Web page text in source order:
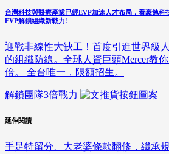
台灣科技與醫療產業已經EVP加速人才布局，看豪勉科
EVP解鎖組織新戰力!
迎戰非線性大缺工！首度引進世界級
的組織防線。全球人資巨頭Mercer教
倍。 全台唯一，限額招生。
解鎖團隊3倍戰力
延伸閱讀
手足特留分、大老婆條款翻修，繼承